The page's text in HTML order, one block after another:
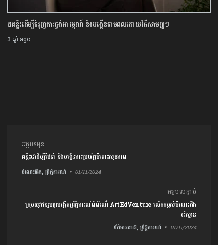
ន្លឹះដើម្បីជំរុញការផ្ចង់អារម្មណ៍ និងបង្កើនថាមពលដោយវិធីសាមញ្ញៗ
នាំ ago
ការ​នាំទិស​ប្រកាស
អត្ថបទមុន
គន្លឹះ៨ដើម្បីថែទាំ និងបង្កើនការប្រយ័ត្នចំពោះសុខភាព
ចំណេះជីវិត, ព្រឹត្តិការណ៍ 01/11/2024
អត្ថបទបន្ទាប់
ក្រុមយុវជនរួមគ្នា​បង្កើតព្រឹត្តិការណ៍ពិព័រណ៌ ArtEdVenture លើកកម្ពស់ចំណេះដឹង
បរិស្ថាន
ព័ត៌មានជាតិ, ព្រឹត្តិការណ៍ 01/11/2024